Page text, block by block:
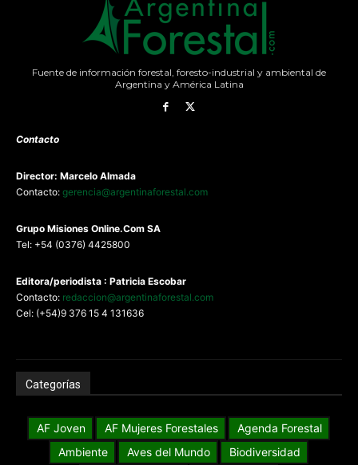
Fuente de información forestal, foresto-industrial y ambiental de
Argentina y América Latina
Contacto
Director: Marcelo Almada
Contacto: gerencia@argentinaforestal.com
Grupo Misiones Online.Com SA
Tel: +54 (0376) 4425800
Editora/periodista : Patricia Escobar
Contacto: redaccion@argentinaforestal.com
Cel: (+54)9 376 15 4 131636
Categorías
AF Joven AF Mujeres Forestales
Agenda Forestal
Ambiente
Aves del Mundo
Biodiversidad